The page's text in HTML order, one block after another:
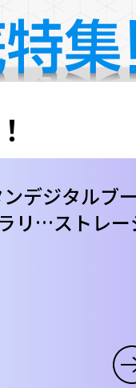
デジタルブー
リ…ストレー